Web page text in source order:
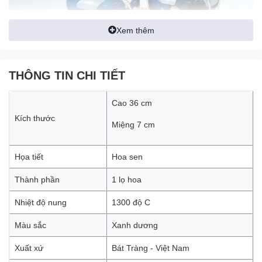
Xem thêm
THÔNG TIN CHI TIẾT
Kích thước
Cao 36 cm
Miệng 7 cm
Họa tiết Hoa sen
Thành phần 1 lọ hoa
Nhiệt độ nung 1300 độ C
Màu sắc Xanh dương
Xuất xứ Bát Tràng - Việt Nam